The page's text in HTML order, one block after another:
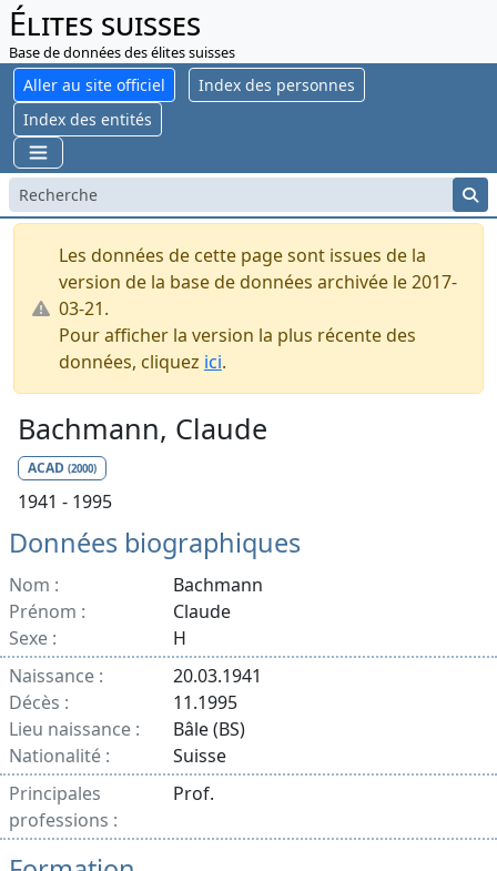
Élites suisses
Base de données des élites suisses
Aller au site officiel
Index des personnes
Index des entités
Les données de cette page sont issues de la
version de la base de données archivée le 2017-
03-21.
Pour afficher la version la plus récente des
données, cliquez ici.
Bachmann, Claude
ACAD (2000)
1941 - 1995
Données biographiques
Nom :
Bachmann
Prénom :
Claude
Sexe :
H
Naissance :
20.03.1941
Décès :
11.1995
Lieu naissance :
Bâle (BS)
Nationalité :
Suisse
Principales
professions :
Prof.